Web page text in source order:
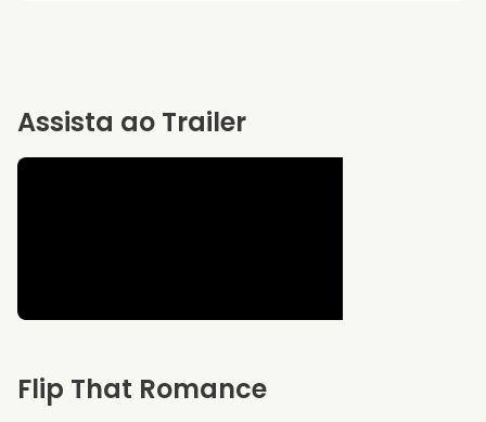
Flip That Romance
Assista ao Trailer